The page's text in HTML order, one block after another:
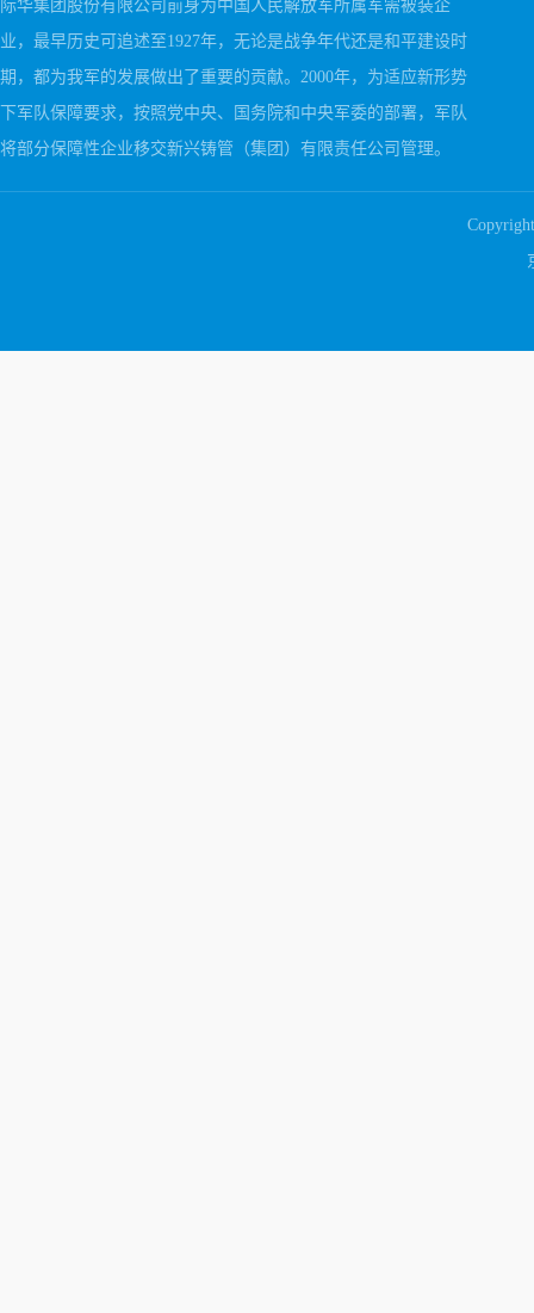
际华集团股份有限公司前身为中国人民解放军所属军需被装企
业，最早历史可追述至1927年，无论是战争年代还是和平建设时
期，都为我军的发展做出了重要的贡献。2000年，为适应新形势
下军队保障要求，按照党中央、国务院和中央军委的部署，军队
将部分保障性企业移交新兴铸管（集团）有限责任公司管理。